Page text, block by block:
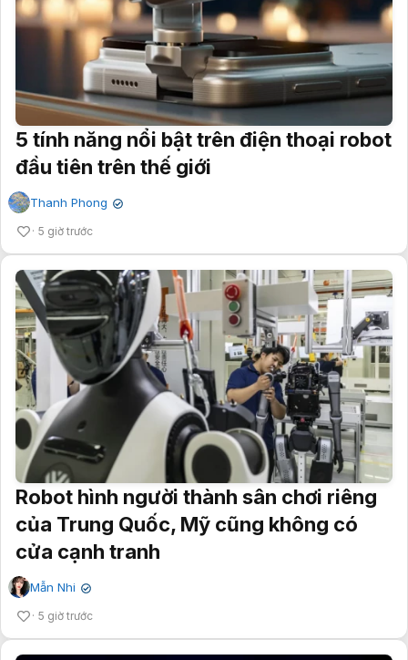
5 tính năng nổi bật trên điện thoại robot
đầu tiên trên thế giới
Thanh Phong ✔
5 giờ trước
Robot hình người thành sân chơi riêng
của Trung Quốc, Mỹ cũng không có
cửa cạnh tranh
Mẫn Nhi ✔
5 giờ trước